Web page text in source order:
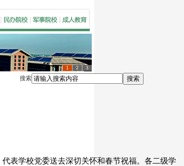
1 2 3
搜索 搜索
表学校党委送去深切关怀和春节祝福。各二级学